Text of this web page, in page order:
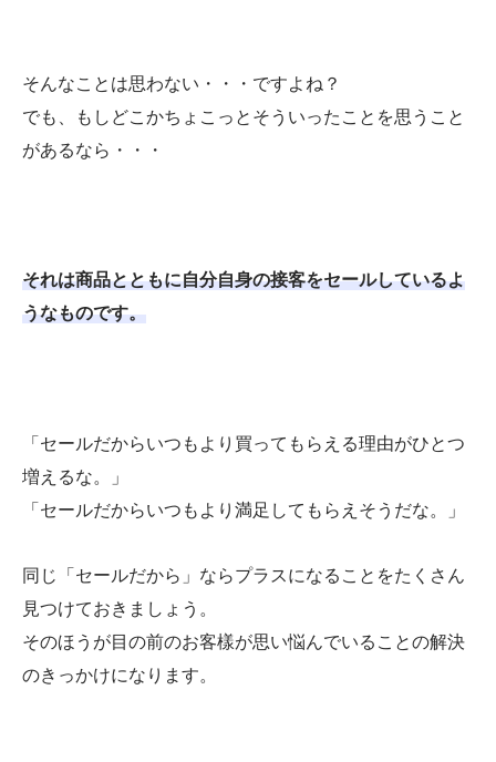
そんなことは思わない・・・ですよね？
でも、もしどこかちょこっとそういったことを思うこと
があるなら・・・
それは商品とともに自分自身の接客をセールしているよ
うなものです。
「セールだからいつもより買ってもらえる理由がひとつ
増えるな。」
「セールだからいつもより満足してもらえそうだな。」
同じ「セールだから」ならプラスになることをたくさん
見つけておきましょう。
そのほうが目の前のお客樣が思い悩んでいることの解決
のきっかけになります。